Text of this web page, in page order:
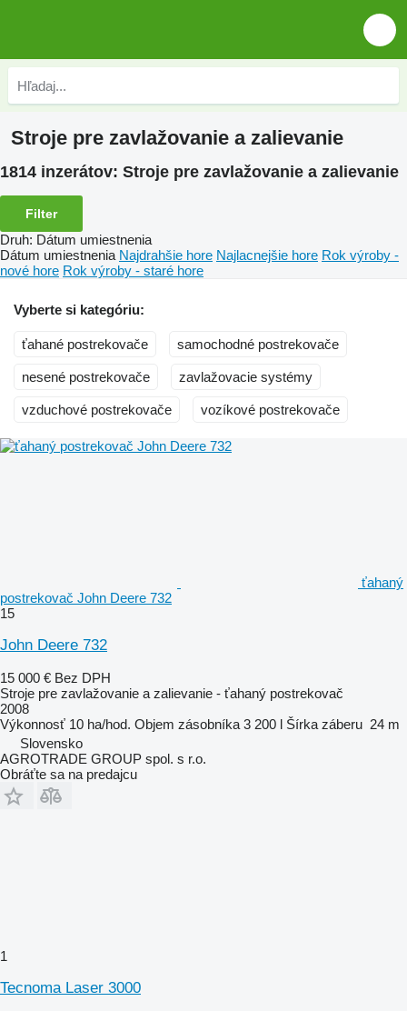
Stroje pre zavlažovanie a zalievanie
1814 inzerátov: Stroje pre zavlažovanie a zalievanie
Filter
Druh: Dátum umiestnenia
Dátum umiestnenia Najdrahšie hore Najlacnejšie hore Rok výroby -
nové hore Rok výroby - staré hore
Vyberte si kategóriu:
ťahané postrekovače samochodné postrekovače
nesené postrekovače zavlažovacie systémy
vzduchové postrekovače vozíkové postrekovače
ťahaný
postrekovač John Deere 732
15
John Deere 732
15 000 € Bez DPH
Stroje pre zavlažovanie a zalievanie - ťahaný postrekovač
2008
Výkonnosť 10 ha/hod. Objem zásobníka 3 200 l Šírka záberu 24 m
Slovensko
AGROTRADE GROUP spol. s r.o.
Obráťte sa na predajcu
1
Tecnoma Laser 3000